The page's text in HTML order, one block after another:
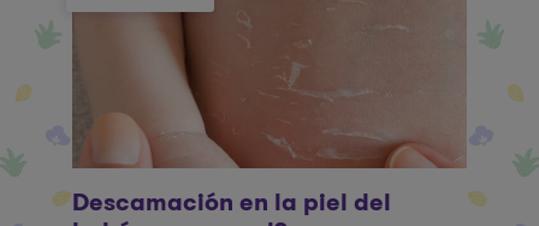
Descamación en la piel del